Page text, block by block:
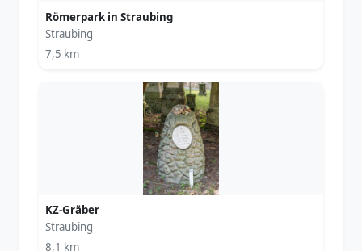
Römerpark in Straubing
Straubing
7,5 km
KZ-Gräber
Straubing
8,1 km